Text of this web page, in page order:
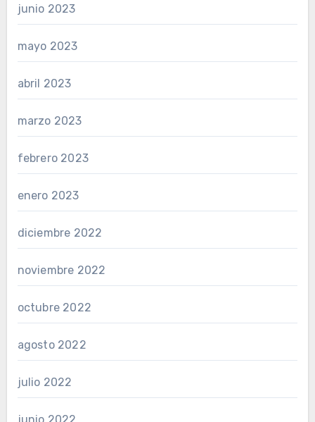
junio 2023
mayo 2023
abril 2023
marzo 2023
febrero 2023
enero 2023
diciembre 2022
noviembre 2022
octubre 2022
agosto 2022
julio 2022
junio 2022